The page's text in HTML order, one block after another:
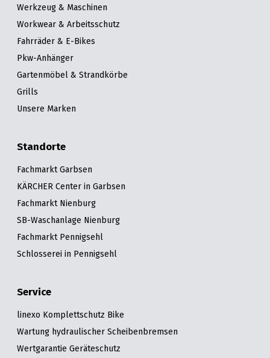
Werkzeug & Maschinen
Workwear & Arbeitsschutz
Fahrräder & E-Bikes
Pkw-Anhänger
Gartenmöbel & Strandkörbe
Grills
Unsere Marken
Standorte
Fachmarkt Garbsen
KÄRCHER Center in Garbsen
Fachmarkt Nienburg
SB-Waschanlage Nienburg
Fachmarkt Pennigsehl
Schlosserei in Pennigsehl
Service
linexo Komplettschutz Bike
Wartung hydraulischer Scheibenbremsen
Wertgarantie Geräteschutz